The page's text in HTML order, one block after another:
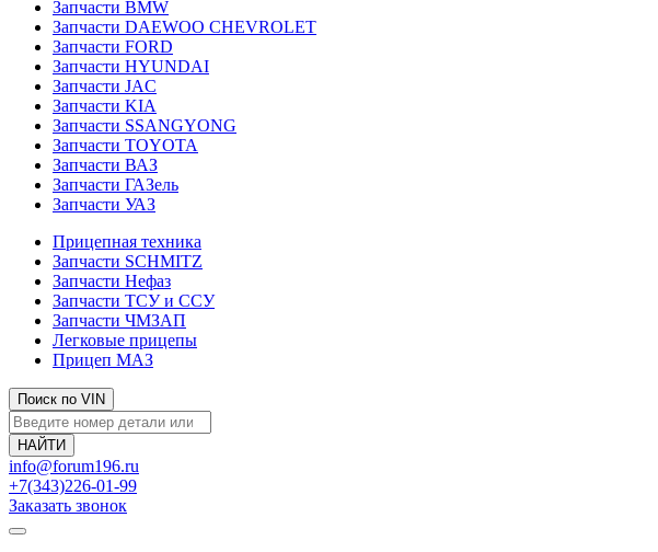
Запчасти BMW
Запчасти DAEWOO CHEVROLET
Запчасти FORD
Запчасти HYUNDAI
Запчасти JAC
Запчасти KIA
Запчасти SSANGYONG
Запчасти TOYOTA
Запчасти ВАЗ
Запчасти ГАЗель
Запчасти УАЗ
Прицепная техника
Запчасти SCHMITZ
Запчасти Нефаз
Запчасти ТСУ и ССУ
Запчасти ЧМЗАП
Легковые прицепы
Прицеп МАЗ
Поиск по VIN
info@forum196.ru
+7(343)226-01-99
Заказать звонок